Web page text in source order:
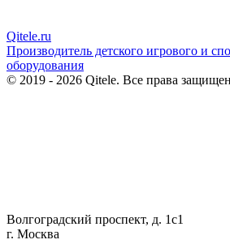
Qitele.ru
Производитель детского игрового и
оборудования
© 2019 - 2026 Qitele. Все права
Волгоградский проспект, д. 1с1
г. Москва